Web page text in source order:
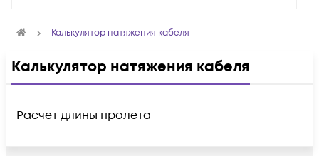
Калькулятор натяжения кабеля
Калькулятор натяжения кабеля
Расчет длины пролета